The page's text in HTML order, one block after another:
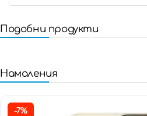
Подобни продукти
Намаления
-7%